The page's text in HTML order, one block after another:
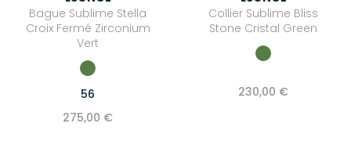
Bague Sublime Stella
Croix Fermé Zirconium
Vert
56
275,00 €
Collier Sublime Bliss
Stone Cristal Green
230,00 €